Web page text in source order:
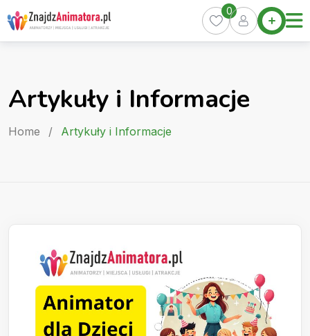
Skip
to
content
Home
Oferty
Pakiety
0
Artykuły i Informacje
Home / Artykuły i Informacje